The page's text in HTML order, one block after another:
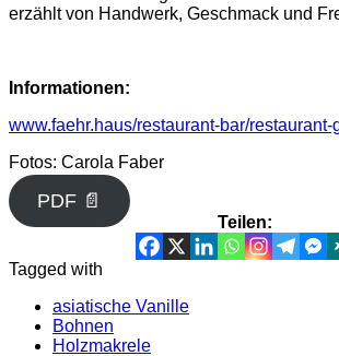
erzählt von Handwerk, Geschmack und
Informationen:
www.faehr.haus/restaurant-bar/restaurant-
Fotos: Carola Faber
PDF 📄
Teilen:
Tagged with
asiatische Vanille
Bohnen
Holzmakrele